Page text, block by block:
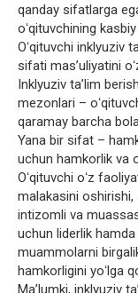
qanday sifatlarga
oʻqituvchining
Oʻqituvchi inklyuziv
sifati masʼuliyatini
Inklyuziv taʼlim
mezonlari –
qaramay barcha
Yana bir sifat –
uchun hamkorlik va
Oʻqituvchi oʻz
malakasini oshirishi,
intizomli va
uchun liderlik
muammolarni
hamkorligini yoʻlga
Maʼlumki, inklyuziv